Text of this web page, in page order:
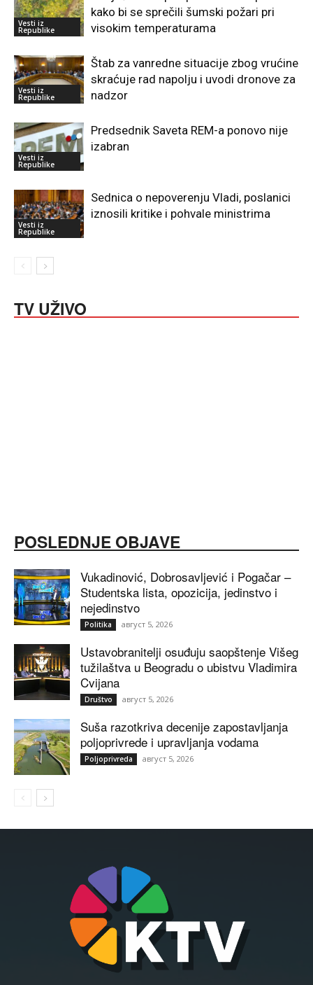
Vesti iz
Republike
kako bi se sprečili šumski požari pri
visokim temperaturama
Vesti iz
Republike
Štab za vanredne situacije zbog vrućine
skraćuje rad napolju i uvodi dronove za
nadzor
Vesti iz
Republike
Predsednik Saveta REM-a ponovo nije
izabran
Vesti iz
Republike
Sednica o nepoverenju Vladi, poslanici
iznosili kritike i pohvale ministrima
TV UŽIVO
POSLEDNJE OBJAVE
Vukadinović, Dobrosavljević i Pogačar –
Studentska lista, opozicija, jedinstvo i
nejedinstvo
Politika август 5, 2026
Ustavobranitelji osuđuju saopštenje Višeg
tužilaštva u Beogradu o ubistvu Vladimira
Cvijana
Društvo август 5, 2026
Suša razotkriva decenije zapostavljanja
poljoprivrede i upravljanja vodama
Poljoprivreda август 5, 2026